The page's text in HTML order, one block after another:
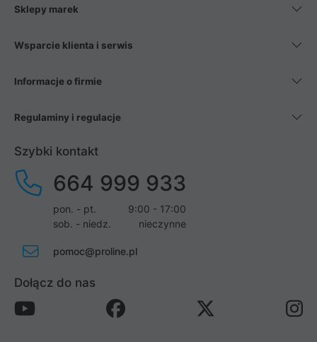
Sklepy marek
Wsparcie klienta i serwis
Informacje o firmie
Regulaminy i regulacje
Szybki kontakt
664 999 933
pon. - pt.
9:00 - 17:00
sob. - niedz.
nieczynne
pomoc@proline.pl
Dołącz do nas